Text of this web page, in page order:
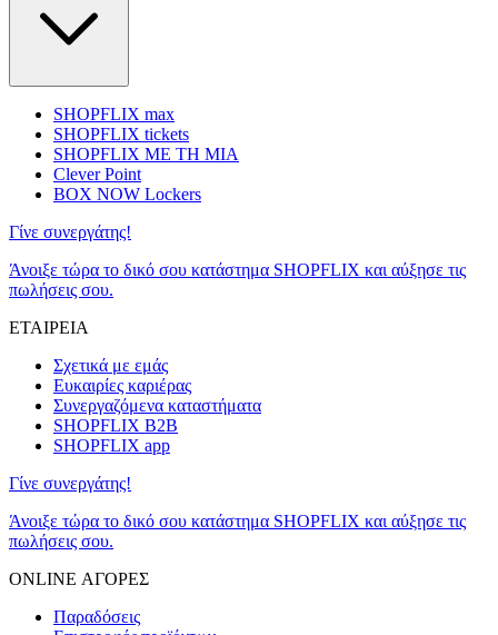
SHOPFLIX max
SHOPFLIX tickets
SHOPFLIX ΜΕ ΤΗ ΜΙΑ
Clever Point
BOX NOW Lockers
Γίνε συνεργάτης!
Άνοιξε τώρα το δικό σου κατάστημα SHOPFLIX και αύξησε τις
πωλήσεις σου.
ΕΤΑΙΡΕΙΑ
Σχετικά με εμάς
Ευκαιρίες καριέρας
Συνεργαζόμενα καταστήματα
SHOPFLIX B2B
SHOPFLIX app
Γίνε συνεργάτης!
Άνοιξε τώρα το δικό σου κατάστημα SHOPFLIX και αύξησε τις
πωλήσεις σου.
ONLINE ΑΓΟΡΕΣ
Παραδόσεις